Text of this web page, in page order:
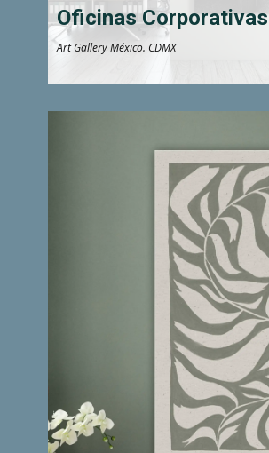
Oficinas Corporativas
Art Gallery México. CDMX